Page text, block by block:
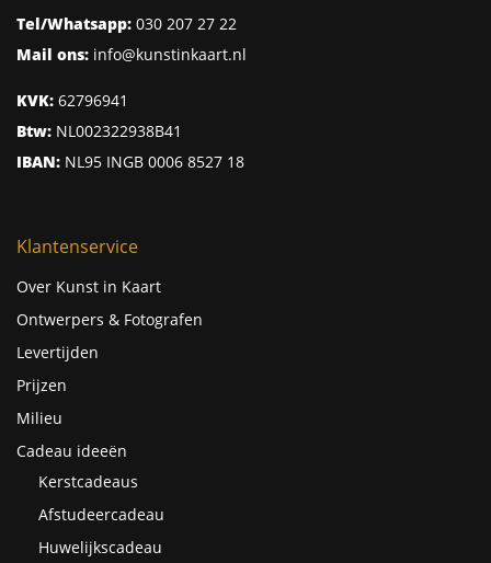
Tel/Whatsapp: 030 207 27 22
Mail ons: info@kunstinkaart.nl
KVK: 62796941
Btw: NL002322938B41
IBAN: NL95 INGB 0006 8527 18
Klantenservice
Over Kunst in Kaart
Ontwerpers & Fotografen
Levertijden
Prijzen
Milieu
Cadeau ideeën
Kerstcadeaus
Afstudeercadeau
Huwelijkscadeau